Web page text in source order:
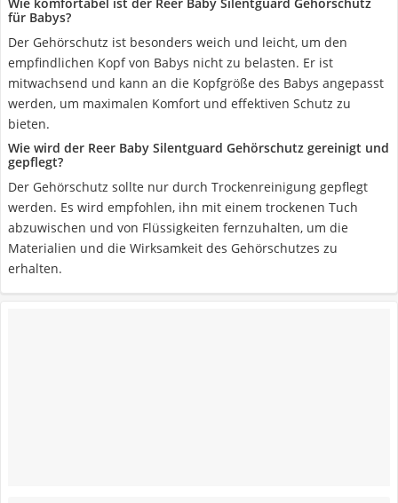
für Babys?
Der Gehörschutz ist besonders weich und leicht, um den
empfindlichen Kopf von Babys nicht zu belasten. Er ist
mitwachsend und kann an die Kopfgröße des Babys angepasst
werden, um maximalen Komfort und effektiven Schutz zu
bieten.
Wie wird der Reer Baby Silentguard Gehörschutz gereinigt und
gepflegt?
Der Gehörschutz sollte nur durch Trockenreinigung gepflegt
werden. Es wird empfohlen, ihn mit einem trockenen Tuch
abzuwischen und von Flüssigkeiten fernzuhalten, um die
Materialien und die Wirksamkeit des Gehörschutzes zu
erhalten.